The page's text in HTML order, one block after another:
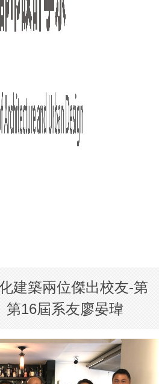
建築兩位傑出校友-第
第16屆系友廖晏瑋